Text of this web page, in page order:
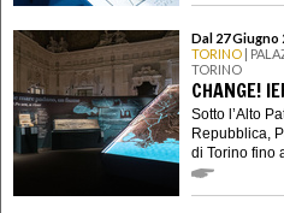
Dal 27 Giugno
TORINO |
TORINO
CHANGE!
Sotto l’Alto
Repubblica,
di Torino fino